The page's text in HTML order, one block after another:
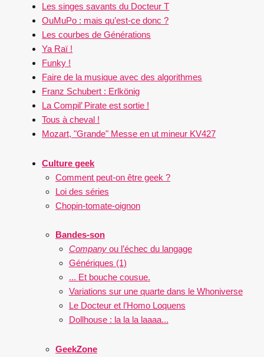
Les singes savants du Docteur T
OuMuPo : mais qu’est-ce donc ?
Les courbes de Générations
Ya Raï !
Funky !
Faire de la musique avec des algorithmes
Franz Schubert : Erlkönig
La Compil’ Pirate est sortie !
Tous à cheval !
Mozart, "Grande" Messe en ut mineur KV427
Culture geek
Comment peut-on être geek ?
Loi des séries
Chopin-tomate-oignon
Bandes-son
Companyou l’échec du langage
Génériques (1)
... Et bouche cousue.
Variations sur une quarte dans le Whoniverse
Le Docteur et l’Homo Loquens
Dollhouse : la la la laaaa...
GeekZone